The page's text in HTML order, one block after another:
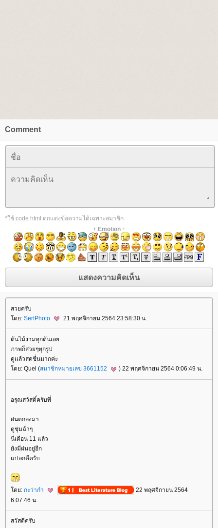
Comment
*ใช้ code html ตกแต่งข้อความได้เฉพาะสมาชิก
+ Emotion+
สวยครับ
ดย: SertPhoto 21 พฤศจิกายน 2564 23:58:30 น.
ต้นไม้งามทุกต้นเล
ภาพก็สวยๆทุกรูป
ดูเเล้วสดชื่นมากค่ะ
ดย: Quel (สมาชิกหมายเลข 3661152 ) 22 พฤศจิกายน 2564 0:06:49 น.
อรุณสวัสดิ์ครับพี่
ฝนตกลงมา
ดูชุ่มฉ่ำๆ
นี่เดือน 11 แล้ว
ังมีฝนอยู่อีก
ปลกดีครับ
ดย: กะว่าก๋า
22 พฤศจิกายน 2564
6:07:46 น.
สวัสดีครับ